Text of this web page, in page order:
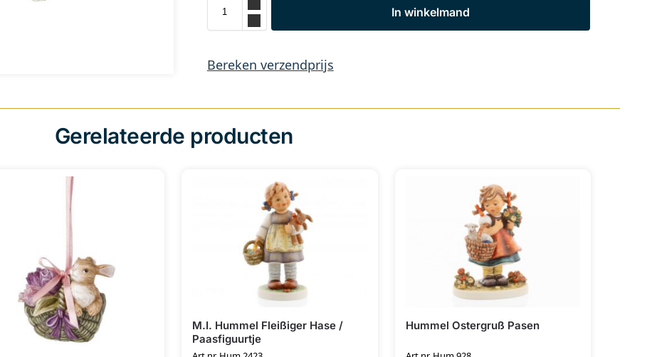
In winkelmand
Bereken verzendprijs
Gerelateerde producten
M.I. Hummel Fleißiger Hase /
Paasfiguurtje
Hummel Ostergruß Pasen